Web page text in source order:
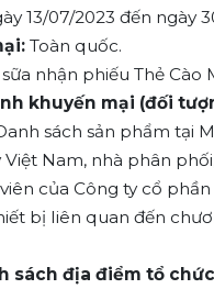
13/07/2023 đến ngày
Toàn quốc.
nhận phiếu Thẻ
khuyến mại (đối
sách sản phẩm tại
Nam, nhà phân
của Công ty cổ
bị liên quan đến
sách địa điểm tổ